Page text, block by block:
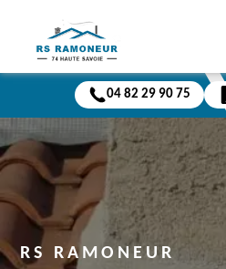
04 82 29 90 75
RS RAMONEUR